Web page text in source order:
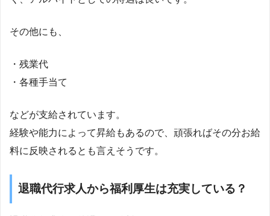
その他にも、
・残業代
・各種手当て
などが支給されています。
経験や能力によって昇給もあるので、頑張ればその分お給
料に反映されるとも言えそうです。
退職代行求人から福利厚生は充実している？